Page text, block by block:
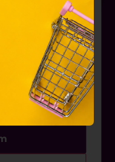
kérdéseiről szóló
az Európai Unió
Azon
Unió országain
és
vagy egyéb
felhasználók